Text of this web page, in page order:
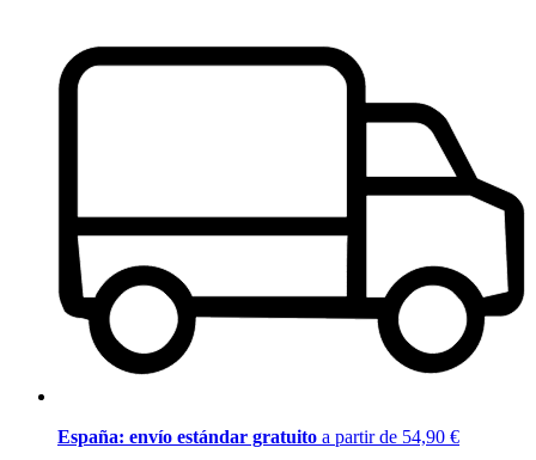
España: envío estándar gratuito a partir de 54,90 €